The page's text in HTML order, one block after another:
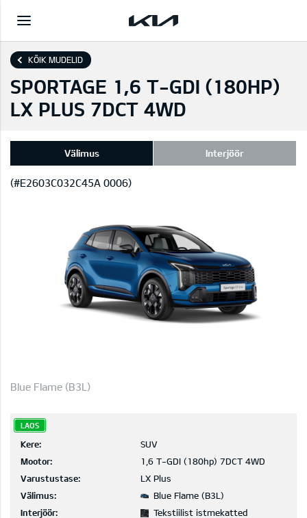
KÕIK MUDELID
SPORTAGE 1,6 T-GDI (180HP)
LX PLUS 7DCT 4WD
Välimus Interjöör
(#E2603C032C45A 0006)
Blue Flame (B3L)
LAOS
Kere:
SUV
Mootor:
1,6 T-GDI (180hp) 7DCT 4WD
Varustustase:
LX Plus
Välimus:
Blue Flame (B3L)
Interjöör:
Tekstiilist istmekatted